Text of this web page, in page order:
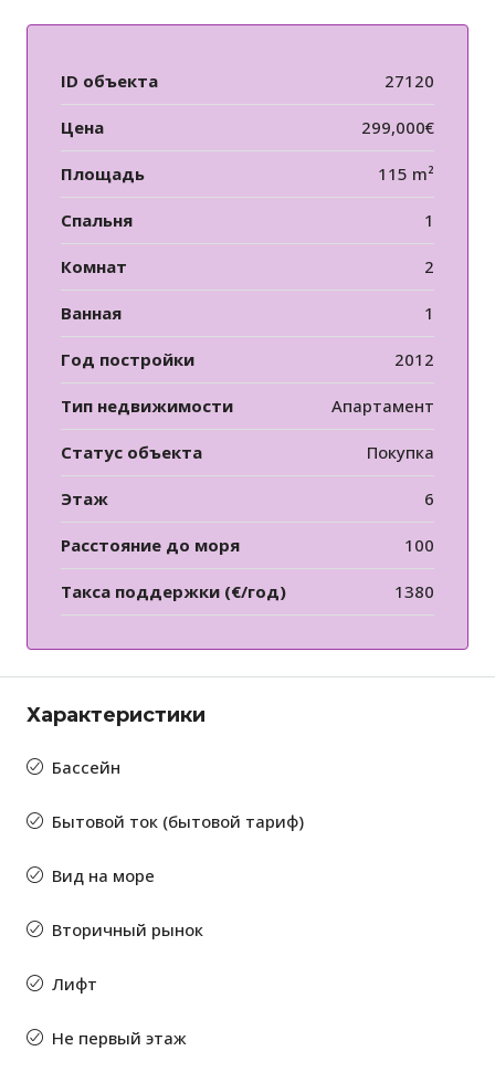
ID объекта 27120
Цена 299,000€
Площадь 115 m²
Спальня 1
Комнат 2
Ванная 1
Год постройки 2012
Тип недвижимости Апартамент
Статус объекта Покупка
Этаж 6
Расстояние до моря 100
Такса поддержки (€/год) 1380
Характеристики
Бассейн
Бытовой ток (бытовой тариф)
Вид на море
Вторичный рынок
Лифт
Не первый этаж